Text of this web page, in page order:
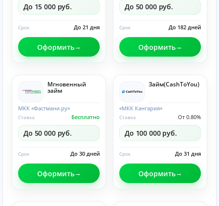
До 15 000 руб.
До 21 дня
Срок
Оформить
До 50 000 руб.
До 182 дней
Срок
Оформить
Мгновенный
займ
МКК «Фастмани.ру»
Бесплатно
Ставка
До 50 000 руб.
До 30 дней
Срок
Оформить
Займ(CashToYou)
«МКК Кангария»
От 0.80%
Ставка
До 100 000 руб.
До 31 дня
Срок
Оформить